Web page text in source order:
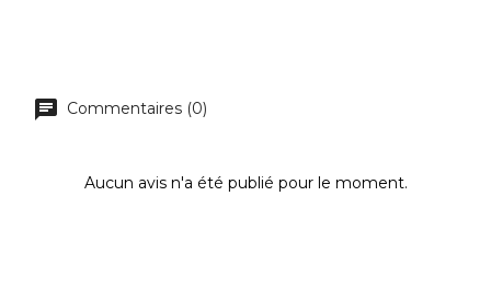
Commentaires (0)
Aucun avis n'a été publié pour le moment.